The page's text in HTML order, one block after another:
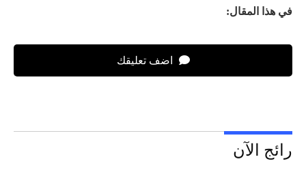
في هذا المقال:
اضف تعليقك
رائج الآن